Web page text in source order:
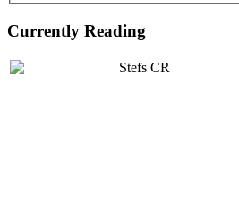
Currently Reading